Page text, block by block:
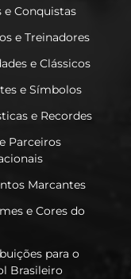
e Conquistas
e Treinadores
e Clássicos
e Símbolos
e Recordes
Parceiros
Marcantes
e Cores do
para o
Brasileiro